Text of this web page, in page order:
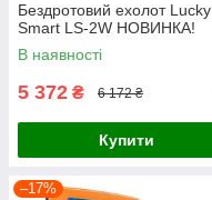
Бездротовий ехолот Lucky
Smart LS-2W НОВИНКА!
В наявності
5 372 ₴ 6 172 ₴
Купити
–17%